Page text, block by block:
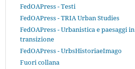
FedOAPress - Testi
FedOAPress - TRIA Urban Studies
FedOAPress - Urbanistica e paesaggi in
transizione
FedOAPress - UrbsHistoriaeImago
Fuori collana